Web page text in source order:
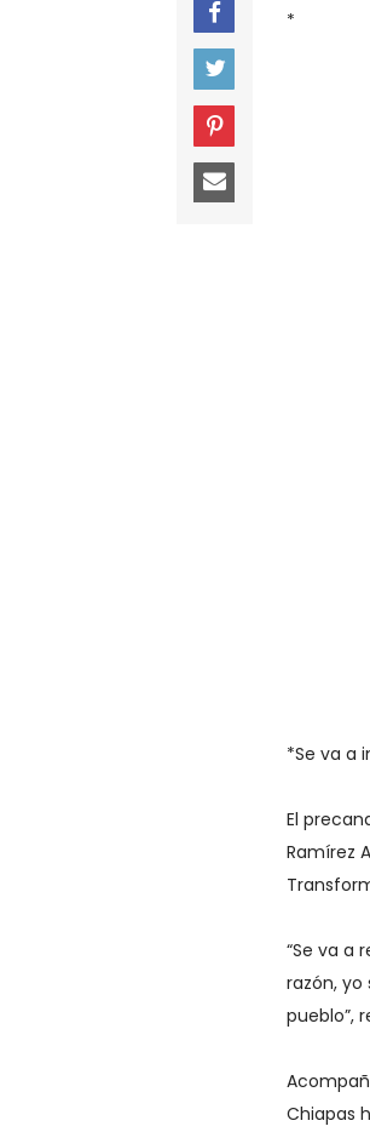
*
*Se va a
El
Ramírez
“Se va a
razón,
pueblo”,
Chiapas